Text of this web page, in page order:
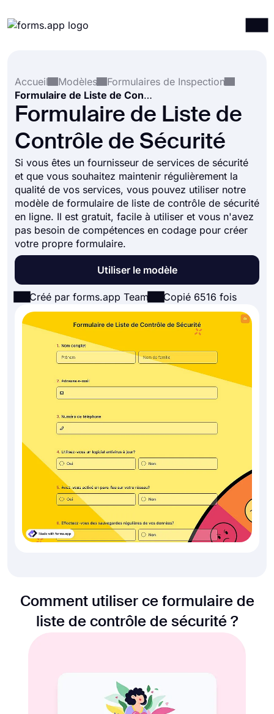
Intégrations
Modèles
Ressources
Accueil
Modèles
Formulaires de Inspection
Formulaire de Liste de Contrôle de Sécurité
Formulaire de Liste de
Contrôle de Sécurité
Si vous êtes un fournisseur de services de sécurité
et que vous souhaitez maintenir régulièrement la
qualité de vos services, vous pouvez utiliser notre
modèle de formulaire de liste de contrôle de sécurité
en ligne. Il est gratuit, facile à utiliser et vous n'avez
pas besoin de compétences en codage pour créer
votre propre formulaire.
Utiliser le modèle
Créé par forms.app Team Copié 6516 fois
Comment utiliser ce formulaire de
liste de contrôle de sécurité ?